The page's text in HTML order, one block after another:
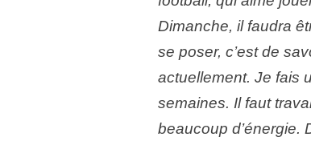
Dimanche, il faudra
se poser, c’est de
actuellement. Je fais
semaines. Il faut
beaucoup d’énergie.